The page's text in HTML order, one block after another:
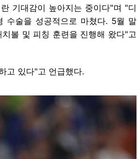
기대감이 높아지는 중이다"며 "디
수술을 성공적으로 마쳤다. 5월 말
볼 및 피칭 훈련을 진행해 왔다"고
고 있다"고 언급했다.